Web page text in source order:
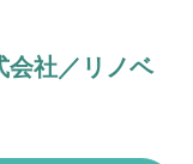
会社／リノベ